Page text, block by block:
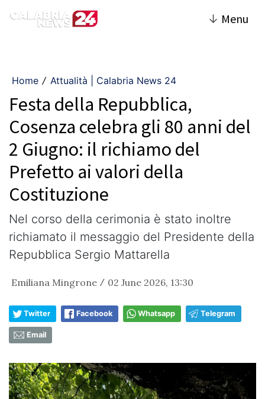
↓ Menu
Home / Attualità | Calabria News 24
Festa della Repubblica,
Cosenza celebra gli 80 anni del
2 Giugno: il richiamo del
Prefetto ai valori della
Costituzione
Nel corso della cerimonia è stato inoltre
richiamato il messaggio del Presidente della
Repubblica Sergio Mattarella
Emiliana Mingrone / 02 June 2026, 13:30
Twitter Facebook Whatsapp Telegram
Email